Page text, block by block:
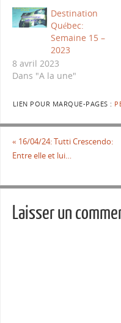
Destination
Québec:
Semaine 15 –
2023
8 avril 2023
Dans "A la une"
LIEN POUR MARQUE-PAGES :
« 16/04/24: Tutti Crescendo:
Entre elle et lui…
Laisser un